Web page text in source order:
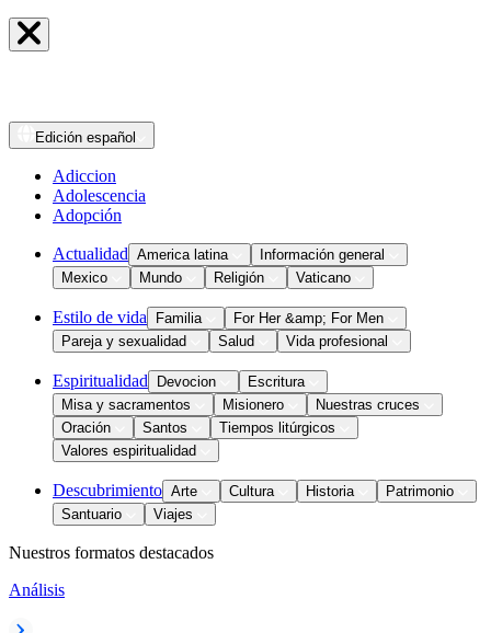
Edición español
Adiccion
Adolescencia
Adopción
Actualidad America latina
Información general
Mexico
Mundo Religión Vaticano
Estilo de vida Familia
For Her &amp; For Men
Pareja y sexualidad
Salud Vida profesional
Espiritualidad Devocion
Escritura
Misa y sacramentos
Misionero
Nuestras cruces
Oración
Santos
Tiempos litúrgicos
Valores espiritualidad
Descubrimiento Arte Cultura Historia
Patrimonio
Santuario
Viajes
Nuestros formatos destacados
Análisis